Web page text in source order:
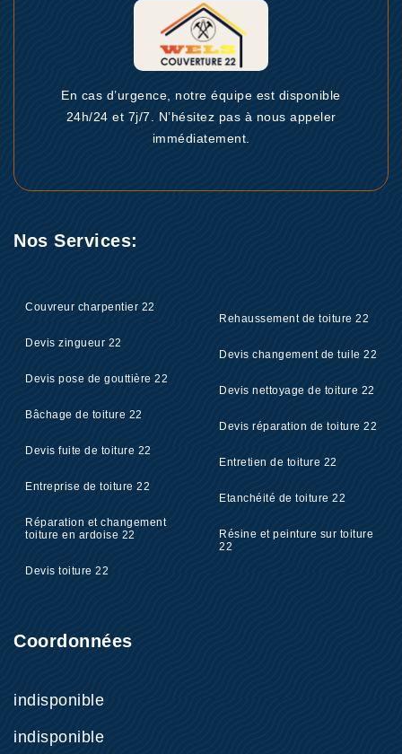
En cas d’urgence, notre équipe est disponible
24h/24 et 7j/7. N’hésitez pas à nous appeler
immédiatement.
Nos Services:
Couvreur charpentier 22
Devis zingueur 22
Devis pose de gouttière 22
Bâchage de toiture 22
Devis fuite de toiture 22
Entreprise de toiture 22
Réparation et changement
toiture en ardoise 22
Devis toiture 22
Rehaussement de toiture 22
Devis changement de tuile 22
Devis nettoyage de toiture 22
Devis réparation de toiture 22
Entretien de toiture 22
Etanchéité de toiture 22
Résine et peinture sur toiture
22
Coordonnées
indisponible
indisponible